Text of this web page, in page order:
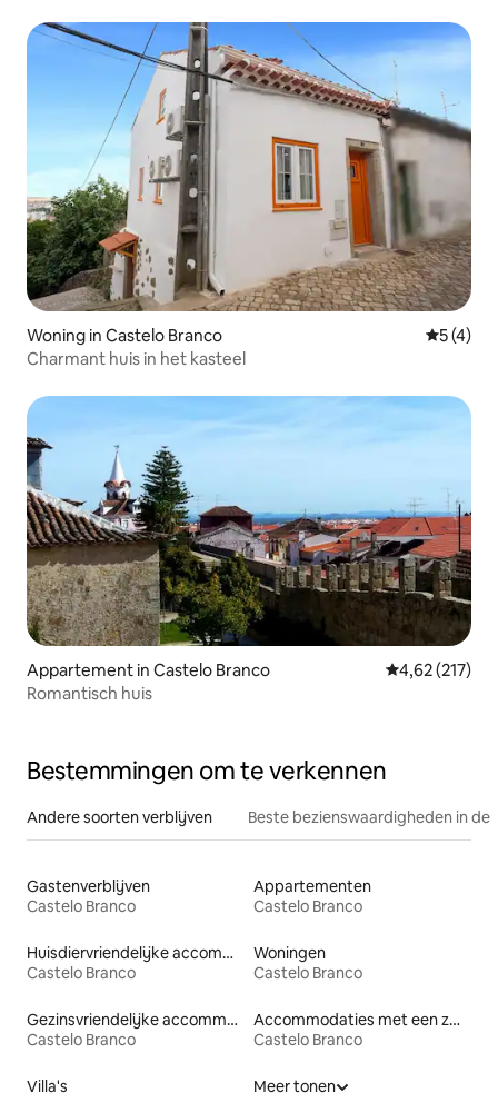
Woning in Castelo Branco
5 (4)
Charmant huis in het kasteel
Appartement in Castelo Branco Gemiddelde
4,62 (217)
Romantisch huis
Bestemmingen om te verkennen
Andere soorten verblijven Beste bezienswaardigheden in de
Gastenverblijven
Castelo Branco
Appartementen
Castelo Branco
Huisdiervriendelijke accommodaties
Castelo Branco
Woningen
Castelo Branco
Gezinsvriendelijke accommodaties
Castelo Branco
Accommodaties met een zwembad
Castelo Branco
Villa's Meer tonen